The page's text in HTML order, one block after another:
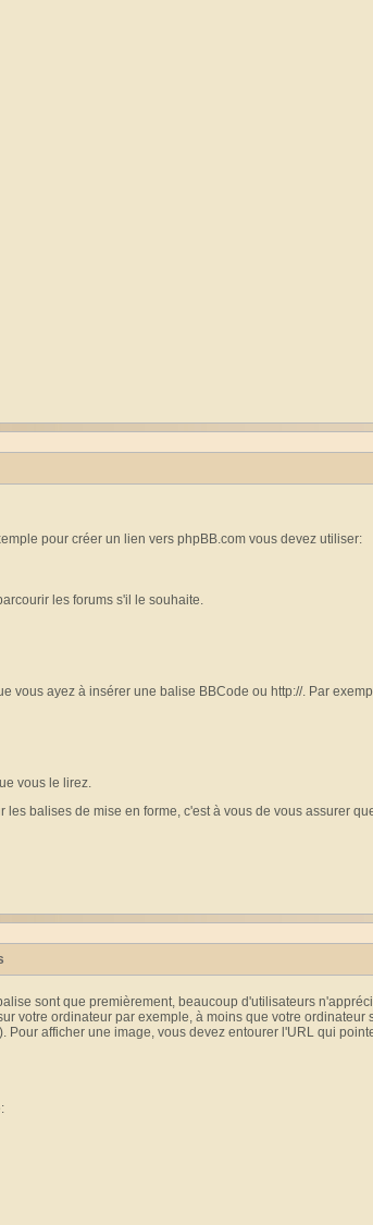
pour créer un lien vers phpBB.com vous devez utiliser:
les forums s'il le souhaite.
ayez à insérer une balise BBCode ou http://. Par
vous le lirez.
les balises de mise en forme, c'est à vous de vous assurer
sont que premièrement, beaucoup d'utilisateurs
votre ordinateur par exemple, à moins que votre ordinateur
afficher une image, vous devez entourer l'URL qui